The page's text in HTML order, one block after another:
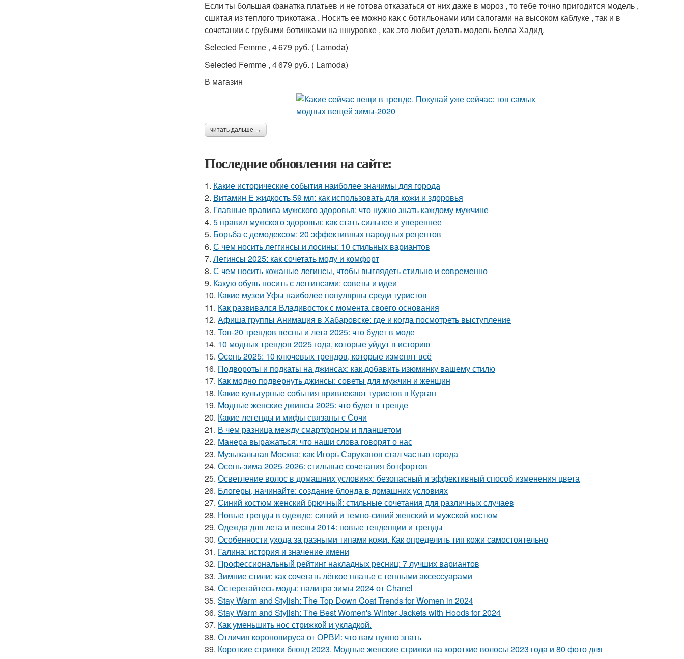
Если ты большая фанатка платьев и не готова отказаться от них даже в мороз , то тебе точно пригодится модель ,
сшитая из теплого трикотажа . Носить ее можно как с ботильонами или сапогами на высоком каблуке , так и в
сочетании с грубыми ботинками на шнуровке , как это любит делать модель Белла Хадид.
Selected Femme , 4 679 руб. ( Lamoda)
Selected Femme , 4 679 руб. ( Lamoda)
В магазин
читать дальше →
Последние обновления на сайте:
1. Какие исторические события наиболее значимы для города
2. Витамин Е жидкость 59 мл: как использовать для кожи и здоровья
3. Главные правила мужского здоровья: что нужно знать каждому мужчине
4. 5 правил мужского здоровья: как стать сильнее и увереннее
5. Борьба с демодексом: 20 эффективных народных рецептов
6. С чем носить леггинсы и лосины: 10 стильных вариантов
7. Легинсы 2025: как сочетать моду и комфорт
8. С чем носить кожаные легинсы, чтобы выглядеть стильно и современно
9. Какую обувь носить с леггинсами: советы и идеи
10. Какие музеи Уфы наиболее популярны среди туристов
11. Как развивался Владивосток с момента своего основания
12. Афиша группы Анимация в Хабаровске: где и когда посмотреть выступление
13. Топ-20 трендов весны и лета 2025: что будет в моде
14. 10 модных трендов 2025 года, которые уйдут в историю
15. Осень 2025: 10 ключевых трендов, которые изменят всё
16. Подвороты и подкаты на джинсах: как добавить изюминку вашему стилю
17. Как модно подвернуть джинсы: советы для мужчин и женщин
18. Какие культурные события привлекают туристов в Курган
19. Модные женские джинсы 2025: что будет в тренде
20. Какие легенды и мифы связаны с Сочи
21. В чем разница между смартфоном и планшетом
22. Манера выражаться: что наши слова говорят о нас
23. Музыкальная Москва: как Игорь Саруханов стал частью города
24. Осень-зима 2025-2026: стильные сочетания ботфортов
25. Осветление волос в домашних условиях: безопасный и эффективный способ изменения цвета
26. Блогеры, начинайте: создание блонда в домашних условиях
27. Синий костюм женский брючный: стильные сочетания для различных случаев
28. Новые тренды в одежде: синий и темно-синий женский и мужской костюм
29. Одежда для лета и весны 2014: новые тенденции и тренды
30. Особенности ухода за разными типами кожи. Как определить тип кожи самостоятельно
31. Галина: история и значение имени
32. Профессиональный рейтинг накладных ресниц: 7 лучших вариантов
33. Зимние стили: как сочетать лёгкое платье с теплыми аксессуарами
34. Остерегайтесь моды: палитра зимы 2024 от Chanel
35. Stay Warm and Stylish: The Top Down Coat Trends for Women in 2024
36. Stay Warm and Stylish: The Best Women's Winter Jackets with Hoods for 2024
37. Как уменьшить нос стрижкой и укладкой.
38. Отличия короновируса от ОРВИ: что вам нужно знать
39. Короткие стрижки блонд 2023. Модные женские стрижки на короткие волосы 2023 года и 80 фото для